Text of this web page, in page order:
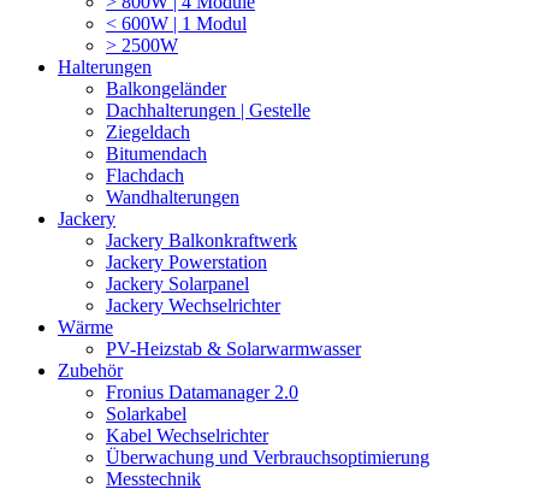
< 600W | 1 Modul
> 2500W
Halterungen
Balkongeländer
Dachhalterungen | Gestelle
Ziegeldach
Bitumendach
Flachdach
Wandhalterungen
Jackery
Jackery Balkonkraftwerk
Jackery Powerstation
Jackery Solarpanel
Jackery Wechselrichter
Wärme
PV-Heizstab & Solarwarmwasser
Zubehör
Fronius Datamanager 2.0
Solarkabel
Kabel Wechselrichter
Überwachung und Verbrauchsoptimierung
Messtechnik